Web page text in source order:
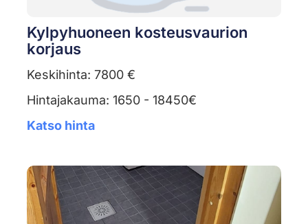
Kylpyhuoneen kosteusvaurion
korjaus
Keskihinta: 7800 €
Hintajakauma: 1650 - 18450€
Katso hinta